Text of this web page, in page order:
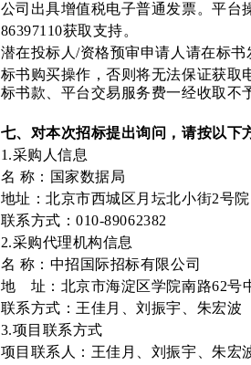
公司出具增值税电子普通发票。平台
86397110获取支持。
潜在投标人/资格预审申请人请在标
标书购买操作，否则将无法保证获取
标书款、平台交易服务费一经收取不
七、对本次招标提出询问，请按以下
1.采购人信息
名 称：国家数据局
地址：北京市西城区月坛
联系方式：010-89062382
2.采购代理机构信息
名 称：中招国际招
地 址：北京市海淀区学
联系方式：王佳月、
3.项目联系方式
项目联系人：王佳月、刘振宇、朱宏